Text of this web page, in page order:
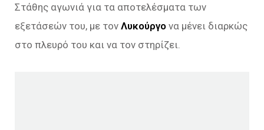
Στάθης αγωνιά για τα αποτελέσματα των
εξετάσεών του, με τον Λυκούργο να μένει διαρκώς
στο πλευρό του και να τον στηρίζει.